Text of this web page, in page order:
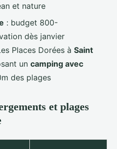
et nature
: budget 800-
dès janvier
Places Dorées à Saint
un camping avec
des plages
et plages